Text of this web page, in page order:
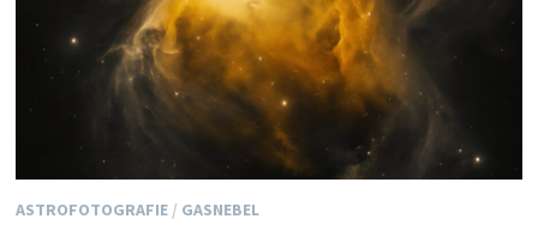
ASTROFOTOGRAFIE / GASNEBEL